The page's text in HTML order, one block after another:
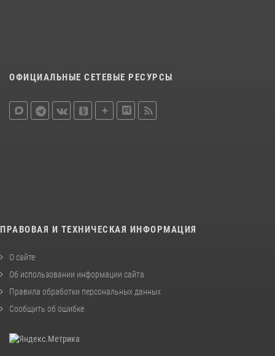
ОФИЦИАЛЬНЫЕ СЕТЕВЫЕ РЕСУРСЫ
ПРАВОВАЯ И ТЕХНИЧЕСКАЯ ИНФОРМАЦИЯ
О сайте
Об использовании информации сайта
Правила обработки персональных данных
Сообщить об ошибке